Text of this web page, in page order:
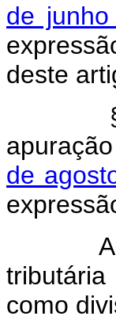
de
deste
§ 7°
de
como